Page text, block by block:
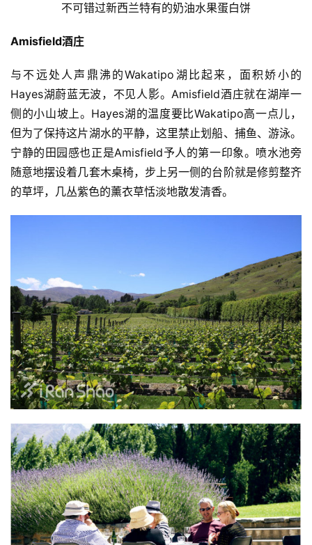
比
赛
观
察
装
备
视
频
用
户
精
选
运
动
集
不可错过新西兰特有的奶油水果蛋白饼
Amisfield酒庄
与不远处人声鼎沸的Wakatipo湖比起来，面积娇小的
Hayes湖蔚蓝无波，不见人影。Amisfield酒庄就在湖岸一
侧的小山坡上。Hayes湖的温度要比Wakatipo高一点儿，
但为了保持这片湖水的平静，这里禁止划船、捕鱼、游泳。
宁静的田园感也正是Amisfield予人的第一印象。喷水池旁
随意地摆设着几套木桌椅，步上另一侧的台阶就是修剪整齐
的草坪，几丛紫色的薰衣草恬淡地散发清香。